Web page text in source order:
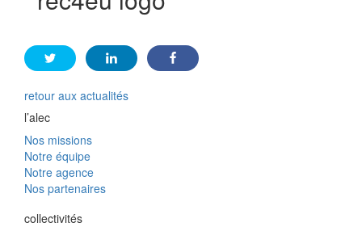
retour aux actualités
l’alec
Nos missions
Notre équipe
Notre agence
Nos partenaires
collectivités